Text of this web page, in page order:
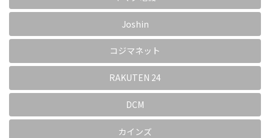
Joshin
コジマネット
RAKUTEN 24
DCM
カインズ